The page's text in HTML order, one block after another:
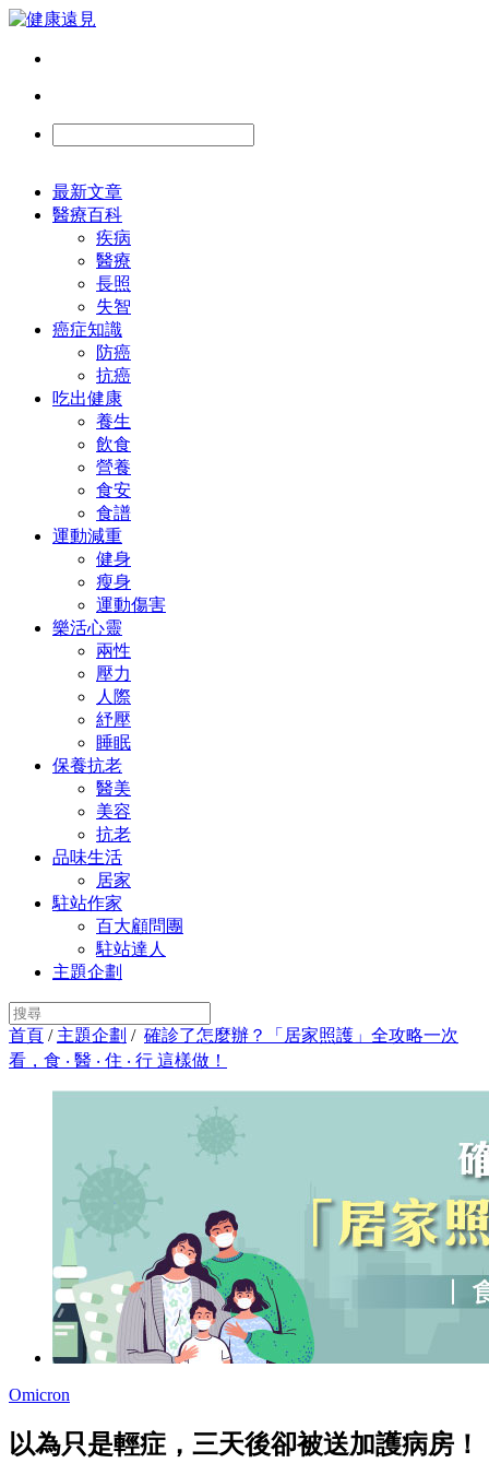
最新文章
醫療百科
疾病
醫療
長照
失智
癌症知識
防癌
抗癌
吃出健康
養生
飲食
營養
食安
食譜
運動減重
健身
瘦身
運動傷害
樂活心靈
兩性
壓力
人際
紓壓
睡眠
保養抗老
醫美
美容
抗老
品味生活
居家
駐站作家
百大顧問團
駐站達人
主題企劃
首頁 / 主題企劃 / 確診了怎麼辦？「居家照護」全攻略一次
看，食 ‧ 醫 ‧ 住 ‧ 行 這樣做！
Omicron
以為只是輕症，三天後卻被送加護病房！